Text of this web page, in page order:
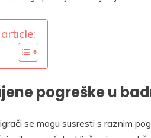
pogreške u
se mogu susresti s raznim